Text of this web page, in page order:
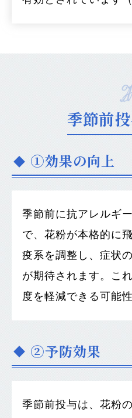
季節前
①効果の向上
季節前に抗アレルギ
で、花粉が本格的に
疫系を調整し、症状
が期待されます。こ
度を軽減できる可能
②予防効果
季節前投与は、花粉